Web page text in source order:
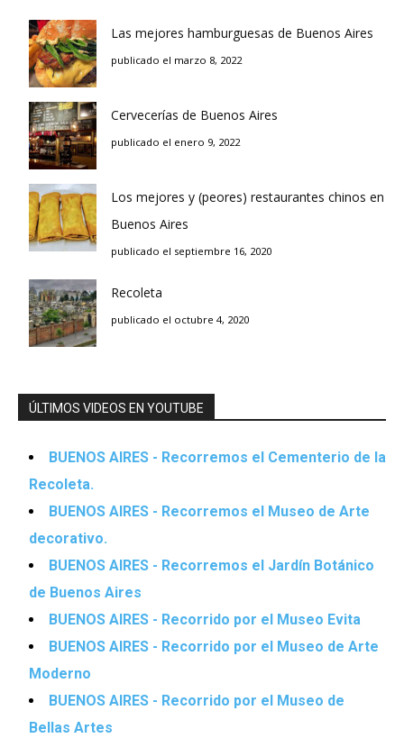
Las mejores hamburguesas de Buenos Aires
publicado el marzo 8, 2022
Cervecerías de Buenos Aires
publicado el enero 9, 2022
Los mejores y (peores) restaurantes chinos en
Buenos Aires
publicado el septiembre 16, 2020
Recoleta
publicado el octubre 4, 2020
ÚLTIMOS VIDEOS EN YOUTUBE
BUENOS AIRES - Recorremos el Cementerio de la
Recoleta.
BUENOS AIRES - Recorremos el Museo de Arte
decorativo.
BUENOS AIRES - Recorremos el Jardín Botánico
de Buenos Aires
BUENOS AIRES - Recorrido por el Museo Evita
BUENOS AIRES - Recorrido por el Museo de Arte
Moderno
BUENOS AIRES - Recorrido por el Museo de
Bellas Artes